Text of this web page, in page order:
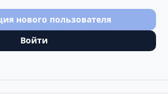
нового пользователя
Войти